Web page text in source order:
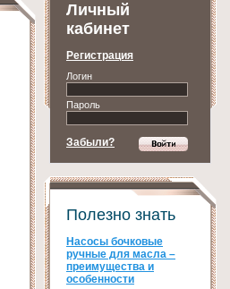
Личный
кабинет
Регистрация
Логин
Пароль
Забыли?
Полезно знать
Насосы бочковые
ручные для масла –
преимущества и
особенности